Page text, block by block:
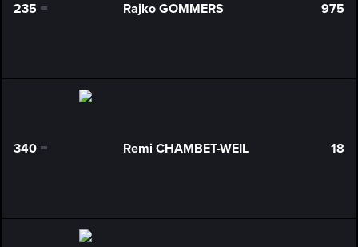
235 0 Rajko GOMMERS 975
340 0 Remi CHAMBET-WEIL 18